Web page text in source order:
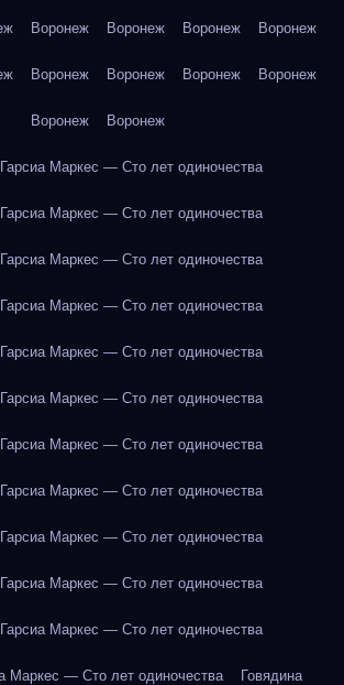
Воронеж Воронеж Воронеж Воронеж
Воронеж Воронеж Воронеж Воронеж
Воронеж Воронеж
Маркес — Сто лет одиночества
Маркес — Сто лет одиночества
Маркес — Сто лет одиночества
Маркес — Сто лет одиночества
Маркес — Сто лет одиночества
Маркес — Сто лет одиночества
Маркес — Сто лет одиночества
Маркес — Сто лет одиночества
Маркес — Сто лет одиночества
Маркес — Сто лет одиночества
Маркес — Сто лет одиночества
Маркес — Сто лет одиночества Говядина